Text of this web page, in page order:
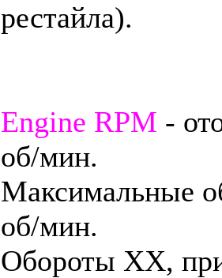
рестайла).
Engine RPM -
об/мин.
Максимальные
об/мин.
Обороты ХХ,